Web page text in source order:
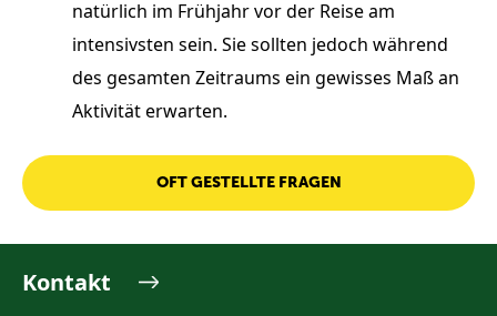
natürlich im Frühjahr vor der Reise am
intensivsten sein. Sie sollten jedoch während
des gesamten Zeitraums ein gewisses Maß an
Aktivität erwarten.
OFT GESTELLTE FRAGEN
Kontakt